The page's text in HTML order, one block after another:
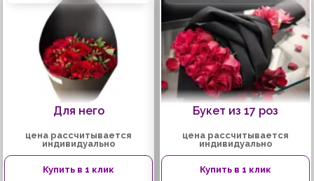
Для него
цена рассчитывается
индивидуально
Купить в 1 клик
Букет из 17 роз
цена рассчитывается
индивидуально
Купить в 1 клик